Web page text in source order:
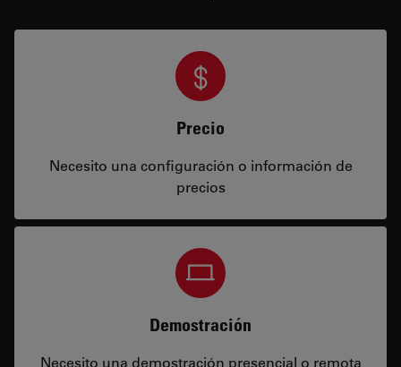
Precio
Necesito una configuración o información de
precios
Demostración
Necesito una demostración presencial o remota